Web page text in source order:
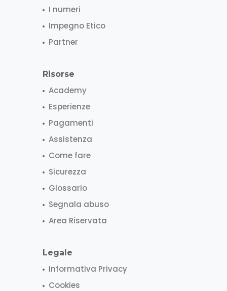
I numeri
Impegno Etico
Partner
Risorse
Academy
Esperienze
Pagamenti
Assistenza
Come fare
Sicurezza
Glossario
Segnala abuso
Area Riservata
Legale
Informativa Privacy
Cookies